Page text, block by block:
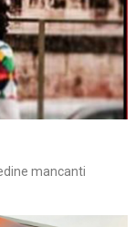
mancanti